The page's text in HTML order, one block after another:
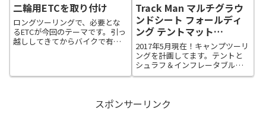
二輪用ETCを取り付け
ロングツーリングで、必要とな
るETCが今回のテーマです。引っ
越ししてきてからバイクで有料
回のロングツーリングなんかを
Track Man マルチグラウ
ンドシート フォールディ
ング テントマット
TM6301
2017年5月現在！キャンプツーリ
ングを計画してます。テントと
シュラフ＆インフレータブルマ
ットも購入しましたので、テン
さげなマルチグラウンドシート
を見つけたので、購入してみま
スポンサーリンク